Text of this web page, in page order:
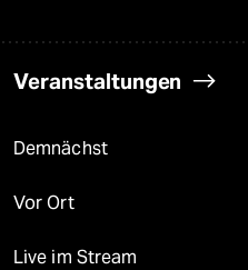
Veranstaltungen
Demnächst
Vor Ort
Live im Stream